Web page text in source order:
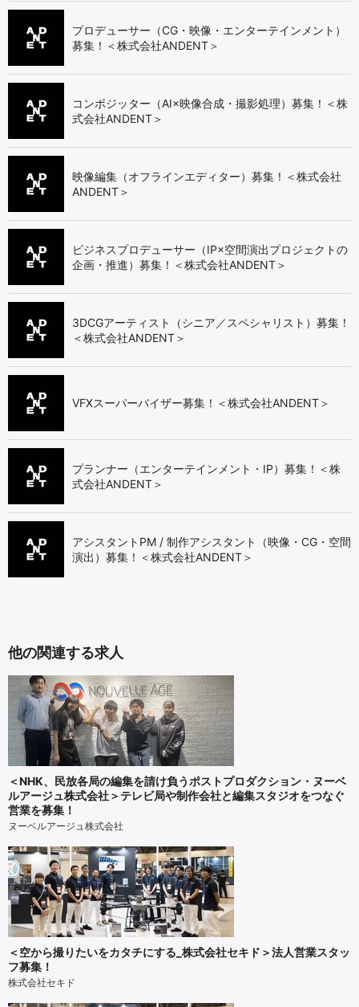
プロデューサー（CG・映像・エンターテインメント）
募集！＜株式会社ANDENT＞
コンポジッター（AI×映像合成・撮影処理）募集！＜株
式会社ANDENT＞
映像編集（オフラインエディター）募集！＜株式会社
ANDENT＞
ビジネスプロデューサー（IP×空間演出プロジェクトの
企画・推進）募集！＜株式会社ANDENT＞
3DCGアーティスト（シニア／スペシャリスト）募集！
＜株式会社ANDENT＞
VFXスーパーバイザー募集！＜株式会社ANDENT＞
プランナー（エンターテインメント・IP）募集！＜株
式会社ANDENT＞
アシスタントPM / 制作アシスタント（映像・CG・空間
演出）募集！＜株式会社ANDENT＞
他の関連する求人
＜NHK、民放各局の編集を請け負うポストプロダクション・ヌーベ
ルアージュ株式会社＞テレビ局や制作会社と編集スタジオをつなぐ
営業を募集！
ヌーベルアージュ株式会社
＜空から撮りたいをカタチにする_株式会社セキド＞法人営業スタッ
フ募集！
株式会社セキド